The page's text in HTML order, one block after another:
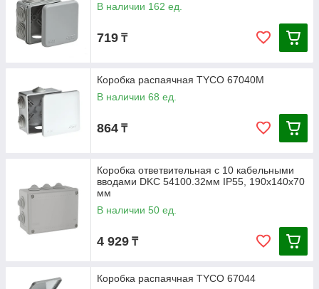
В наличии 162 ед.
719 ₸
Коробка распаячная TYCO 67040М
В наличии 68 ед.
864 ₸
Коробка ответвительная с 10 кабельными
вводами DKC 54100.32мм IP55, 190х140х70
мм
В наличии 50 ед.
4 929 ₸
Коробка распаячная ТYCO 67044